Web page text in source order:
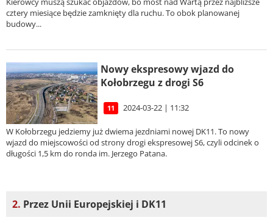
cztery miesiące będzie zamknięty dla ruchu. To obok planowanej
budowy...
Nowy ekspresowy wjazd do
Kołobrzegu z drogi S6
11 2024-03-22 | 11:32
W Kołobrzegu jedziemy już dwiema jezdniami nowej DK11. To nowy
wjazd do miejscowości od strony drogi ekspresowej S6, czyli odcinek o
długości 1,5 km do ronda im. Jerzego Patana.
2. Przez Unii Europejskiej i DK11